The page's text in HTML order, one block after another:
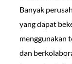
Banyak
yang dapat
menggunakan
dan